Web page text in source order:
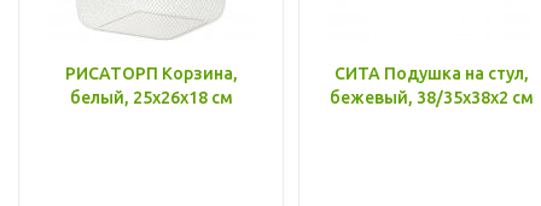
РИСАТОРП Корзина,
белый, 25x26x18 см
СИТА Подушка на стул,
бежевый, 38/35x38x2 см